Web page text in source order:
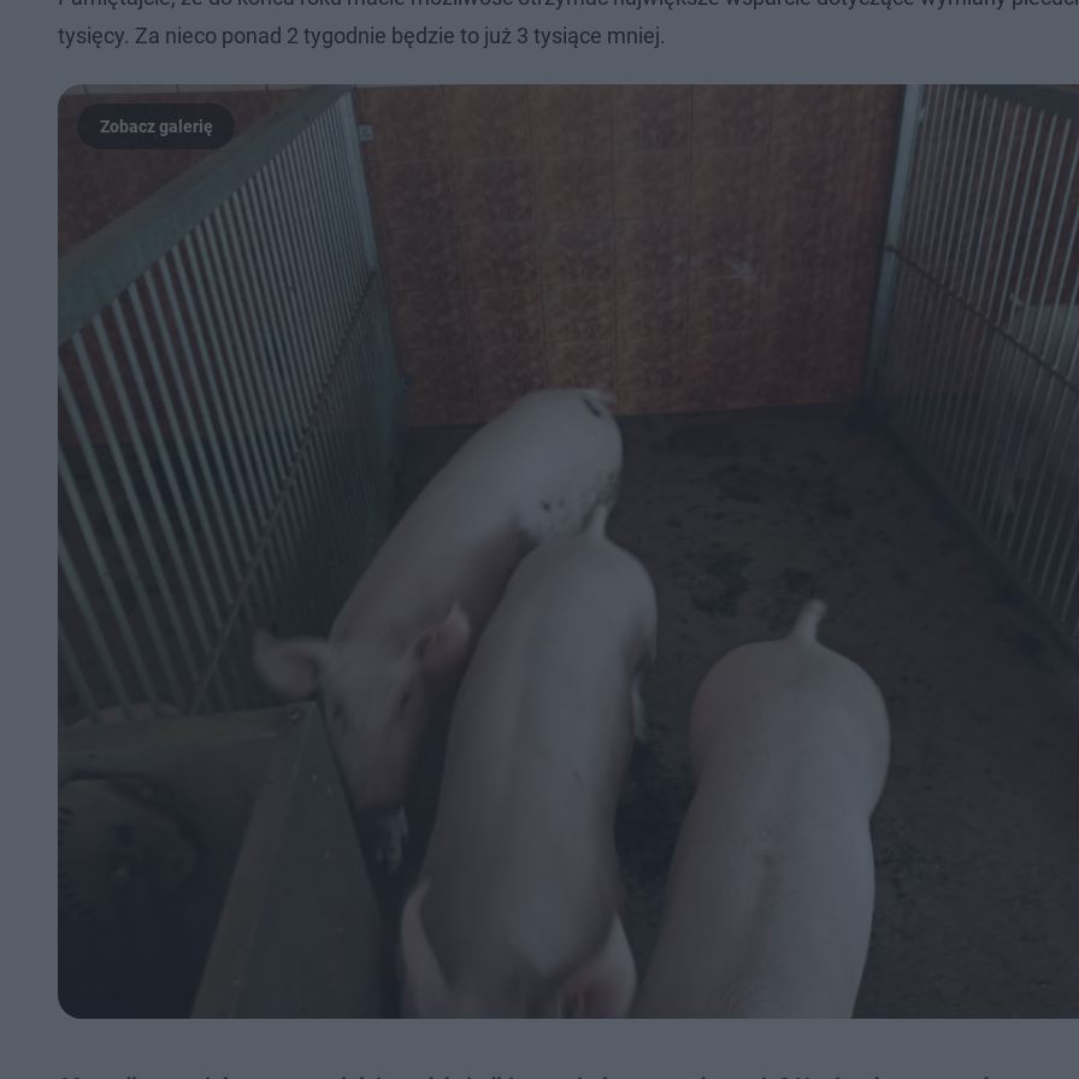
tysięcy. Za nieco ponad 2 tygodnie będzie to już 3 tysiące mniej.